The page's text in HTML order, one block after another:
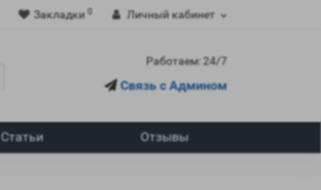
Закладки 0 Личный кабинет
Работаем: 24/7
Связь с Админом
Статьи Отзывы